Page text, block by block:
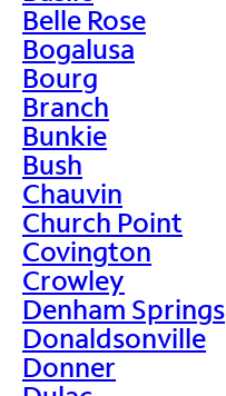
Belle Rose
Bogalusa
Bourg
Branch
Bunkie
Bush
Chauvin
Church Point
Covington
Crowley
Denham Springs
Donaldsonville
Donner